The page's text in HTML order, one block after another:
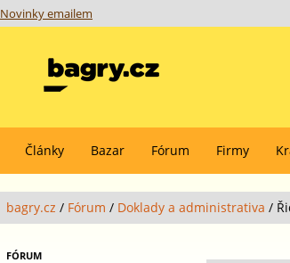
Novinky emailem
Články Bazar Fórum Firmy
bagry.cz / Fórum / Doklady a administrativa /
FÓRUM